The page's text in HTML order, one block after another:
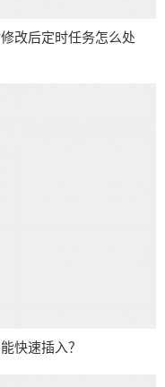
改后定时任务怎么处
快速插入？